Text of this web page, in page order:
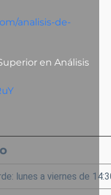
analisis-de-
en Análisis
lunes a viernes de